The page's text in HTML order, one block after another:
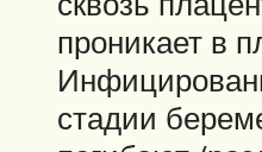
проникает в
стадии